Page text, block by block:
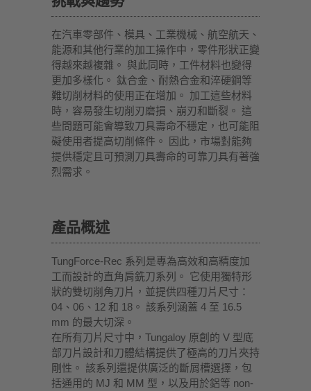
在汽車零部件、模具、工業機械、航空航天、
能源和其他行業的加工操作中，零件形狀正變
得越來越複雜。 與此同時，工件材料也變得
更加多樣化。 鈦合金、耐熱合金和淬硬鋼等
難切削材料的使用正在增加。 加工這些材料
時，容易發生切削刃磨損、崩刃和斷裂。 這
些問題可能會導致刀具壽命不穩定，也可能阻
礙使用者提高切削條件。 因此，市場對能夠
提供穩定且可預測刀具壽命的可靠刀具有著強
烈需求。
產品概述
TungForce-Rec 系列是專為高效和高精度加
工而設計的直角肩銑刀系列。 它使用獨特形
狀的雙切削角刀片，並提供四種刀片尺寸：
04、06、12 和 18。 該系列涵蓋 4 至 16.5
mm 的最大切深。
在所有刀片尺寸中，Tungaloy 原創的 V 型底
部刀片設計和刀體結構提供了極高的刀片夾持
剛性。 該系列還提供廣泛的斷屑槽選擇，包
括通用的 MJ 和 MM 型，以及用於鋁等 non-